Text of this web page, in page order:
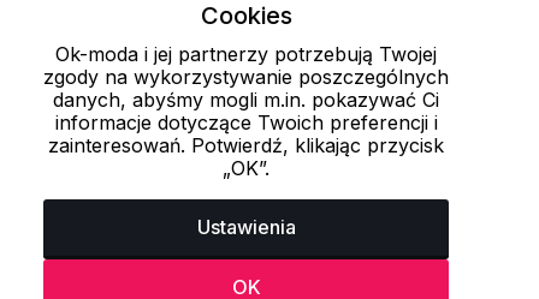
339 zł116.35 zł 699 zł339.15 zł
Załaduj więcej 24 przedmiotów
1 2 3 4
Ostatnio oglądane produkty
Cookies
Ok-moda i jej partnerzy potrzebują Twojej
zgody na wykorzystywanie poszczególnych
danych, abyśmy mogli m.in. pokazywać Ci
informacje dotyczące Twoich preferencji i
zainteresowań. Potwierdź, klikając przycisk
„OK”.
Ustawienia
OK